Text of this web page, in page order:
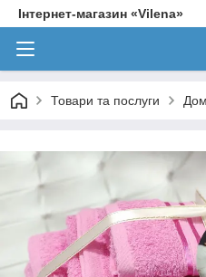
Інтернет-магазин «Vilena»
Товари та послуги